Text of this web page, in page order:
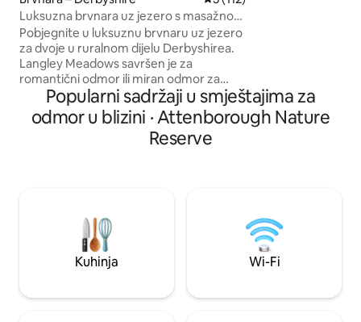
Luksuzna brvnara uz jezero s masažnom
kadom za 2 osobe
Pobjegnite u luksuznu brvnaru uz jezero
za dvoje u ruralnom dijelu Derbyshirea.
Langley Meadows savršen je za
romantični odmor ili miran odmor za
parove. Naša jedinstvena ručno
izgrađena brvnara ima sve moderne
pogodnosti, a istovremeno zadržava
poljem do lokalnog gastro-puba ili
nastavite dalje do Nacionalnog parka
Peak District i još dalje kako biste uživali u
njegovim ljepotama
Borrowasha
Popularni sadržaji u smještajima za
odmor u blizini · Attenborough Nature
Reserve
Kuhinja Wi-Fi